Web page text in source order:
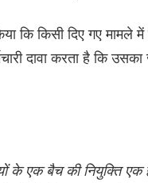
कि किसी दिए गए मामले
दावा करता है कि
के एक बैच की नियुक्ति